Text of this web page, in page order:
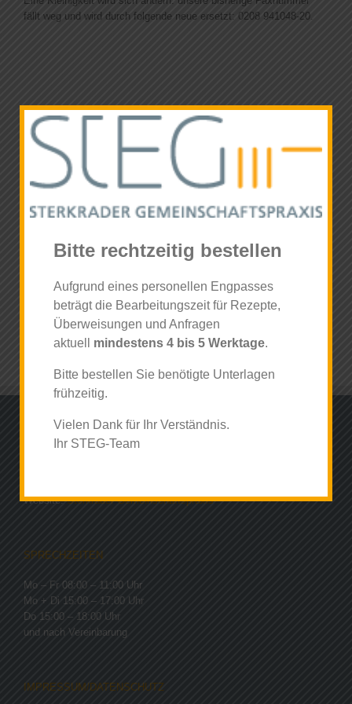
News
fällt weg und wird durch folgende neue ersetzt: 0208 941048-20.
30.Juni 2017
ADRESSE
Website:Sterkrader Gemeinschaftspraxis
SPRECHZEITEN
Mo – Fr 08:00 – 11:00 Uhr
Mo + Di 15:00 – 17:00 Uhr
Do 15:00 – 18:00 Uhr
und nach Vereinbarung
IMPRESSUM/DATENSCHUTZ
Bitte rechtzeitig bestellen
Aufgrund eines personellen Engpasses
beträgt die Bearbeitungszeit für Rezepte,
Überweisungen und Anfragen
aktuell mindestens 4 bis 5 Werktage.
Bitte bestellen Sie benötigte Unterlagen
frühzeitig.
Vielen Dank für Ihr Verständnis.
Ihr STEG-Team